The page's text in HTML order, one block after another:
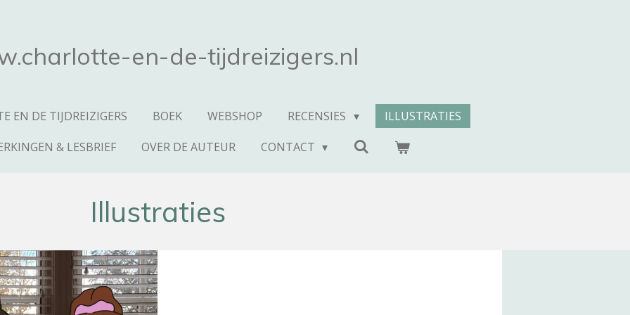
en-de-tijdreizigers.nl
EN DE TIJDREIZIGERS BOEK WEBSHOP RECENSIES
ILLUSTRATIES
& LESBRIEF
OVER DE AUTEUR CONTACT
Illustraties